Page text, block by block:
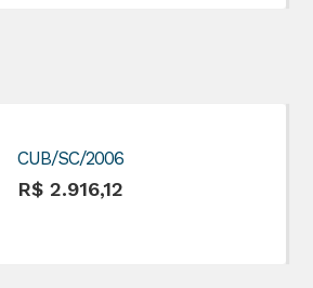
CUB/SC/2006
R$ 2.916,12